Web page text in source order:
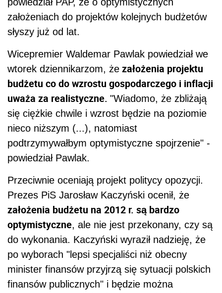
powiedział PAP, że o optymistycznych
założeniach do projektów kolejnych budżetów
słyszy już od lat.
Wicepremier Waldemar Pawlak powiedział we
wtorek dziennikarzom, że założenia projektu
budżetu co do wzrostu gospodarczego i inflacji
uważa za realistyczne. "Wiadomo, że zbliżają
się ciężkie chwile i wzrost będzie na poziomie
nieco niższym (...), natomiast
podtrzymywałbym optymistyczne spojrzenie" -
powiedział Pawlak.
Przeciwnie oceniają projekt politycy opozycji.
Prezes PiS Jarosław Kaczyński ocenił, że
założenia budżetu na 2012 r. są bardzo
optymistyczne, ale nie jest przekonany, czy są
do wykonania. Kaczyński wyraził nadzieję, że
po wyborach "lepsi specjaliści niż obecny
minister finansów przyjrzą się sytuacji polskich
finansów publicznych" i będzie można